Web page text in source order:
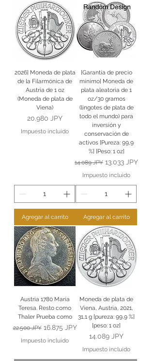
2026] Moneda de plata
de la Filarmónica de
Austria de 1 oz
(Moneda de plata de
Viena)
Precio
20.980 JPY
Impuesto incluido
Agregar al carrito
[Garantía de precio
mínimo] Moneda de
plata aleatoria de 1
oz/30 gramos
(lingotes de plata de
todo el mundo) para
inversión y
conservación de
activos [Pureza: 99,9
%] [Peso: 1 oz]
Precio
14.089 JPY Precio de oferta
13.033 JPY
Impuesto incluido
Agregar al carrito
Austria 1780 María
Teresa. Resto como
Thaler Prueba como
Precio
22.500 JPY Precio de oferta
16.875 JPY
Impuesto incluido
Moneda de plata de
Viena, Austria, 2021,
31,1 g [pureza: 99,9 %]
[peso: 1 oz]
Precio
14.089 JPY
Impuesto incluido